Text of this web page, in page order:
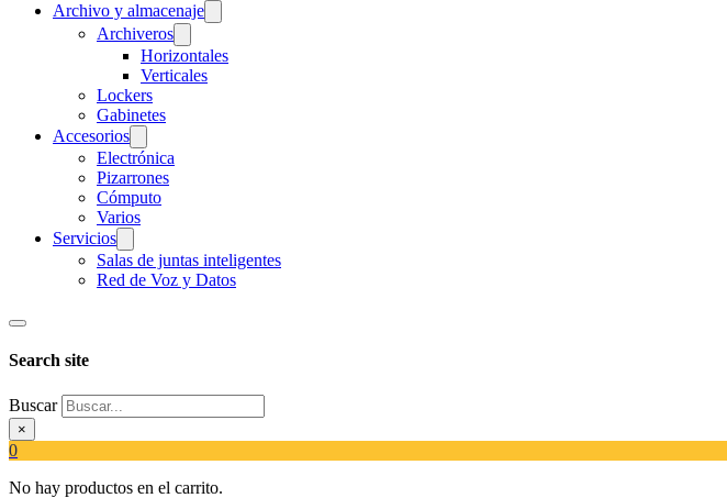
Archivo y almacenaje
Archiveros
Horizontales
Verticales
Lockers
Gabinetes
Accesorios
Electrónica
Pizarrones
Cómputo
Varios
Servicios
Salas de juntas inteligentes
Red de Voz y Datos
Search site
Buscar
×
0
No hay productos en el carrito.